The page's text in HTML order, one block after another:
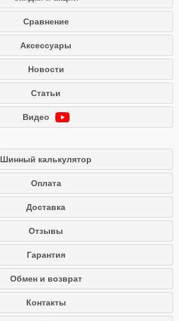
Сравнение
Аксессуары
Новости
Статьи
Видео
Шинный калькулятор
Оплата
Доставка
Отзывы
Гарантия
Обмен и возврат
Контакты